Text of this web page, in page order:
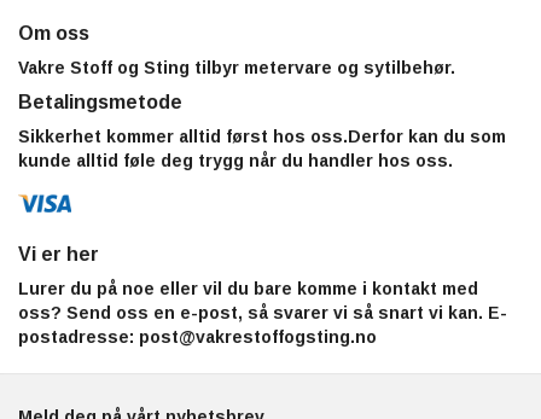
Om oss
Vakre Stoff og Sting tilbyr metervare og sytilbehør.
Betalingsmetode
Sikkerhet kommer alltid først hos oss.Derfor kan du som
kunde alltid føle deg trygg når du handler hos oss.
Vi er her
Lurer du på noe eller vil du bare komme i kontakt med
oss? Send oss en e-post, så svarer vi så snart vi kan. E-
postadresse: post@vakrestoffogsting.no